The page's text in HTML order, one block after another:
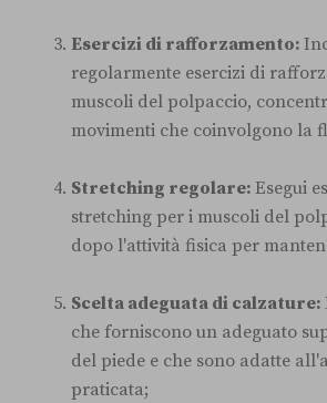
Esercizi di rafforzamento:
regolarmente esercizi di
muscoli del polpaccio,
movimenti che coinvolgono la
Stretching regolare: Esegui
stretching per i muscoli del
dopo l'attività fisica per
Scelta adeguata di calzature:
che forniscono un adeguato
del piede e che sono adatte
praticata;